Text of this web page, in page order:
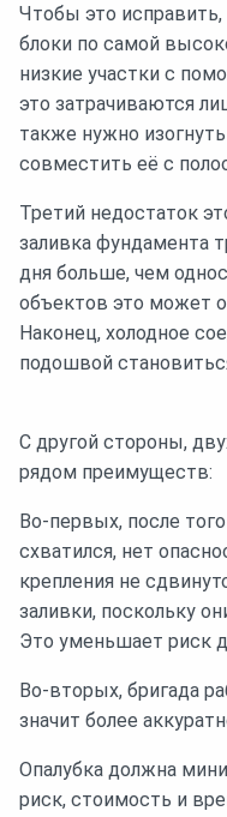
Чтобы это
блоки по самой
низкие участки с
это затрачиваются
также нужно
совместить её с
Третий недостаток
заливка фундамента
дня больше, чем
объектов это может
Наконец, холодное
подошвой
С другой стороны,
рядом преимуществ:
Во-первых, после
схватился, нет
крепления не
заливки, поскольку
Это уменьшает риск
Во-вторых, бригада
значит более
Опалубка должна
риск, стоимость и